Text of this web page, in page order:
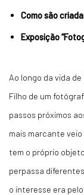
Como são
Exposição
Ao longo da vida
Filho de um
passos próximos
mais marcante
tem o próprio
perpassa
o interesse era